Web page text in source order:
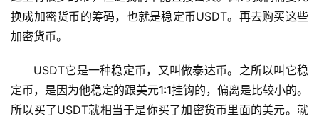
问
题
换成加密货币的筹码，也就是稳定币USDT。再去购买这些
加密货币。
USDT它是一种稳定币，又叫做泰达币。之所以叫它稳
定币，是因为他稳定的跟美元1:1挂钩的，偏离是比较小的。
所以买了USDT就相当于是你买了加密货币里面的美元。就